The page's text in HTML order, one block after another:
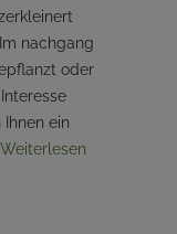
nachgang
oder
ein
Weiterlesen